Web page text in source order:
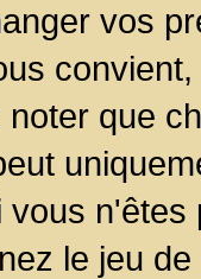
vos
noter que
le jeu